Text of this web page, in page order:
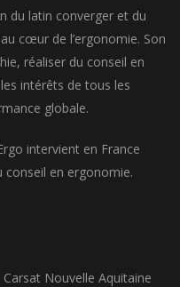
du latin converger et du
cœur de l’ergonomie. Son
réaliser du conseil en
intérêts de tous les
globale.
intervient en France
conseil en ergonomie.
Carsat Nouvelle Aquitaine